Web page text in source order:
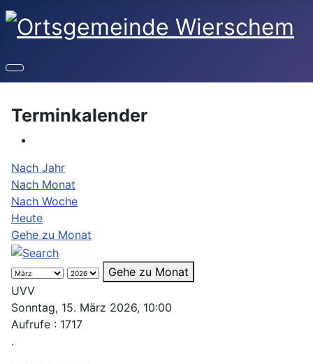
Terminkalender
Nach Jahr
Nach Monat
Nach Woche
Heute
Gehe zu Monat
Gehe zu Monat
UVV
Sonntag, 15. März 2026, 10:00
Aufrufe : 1717
.